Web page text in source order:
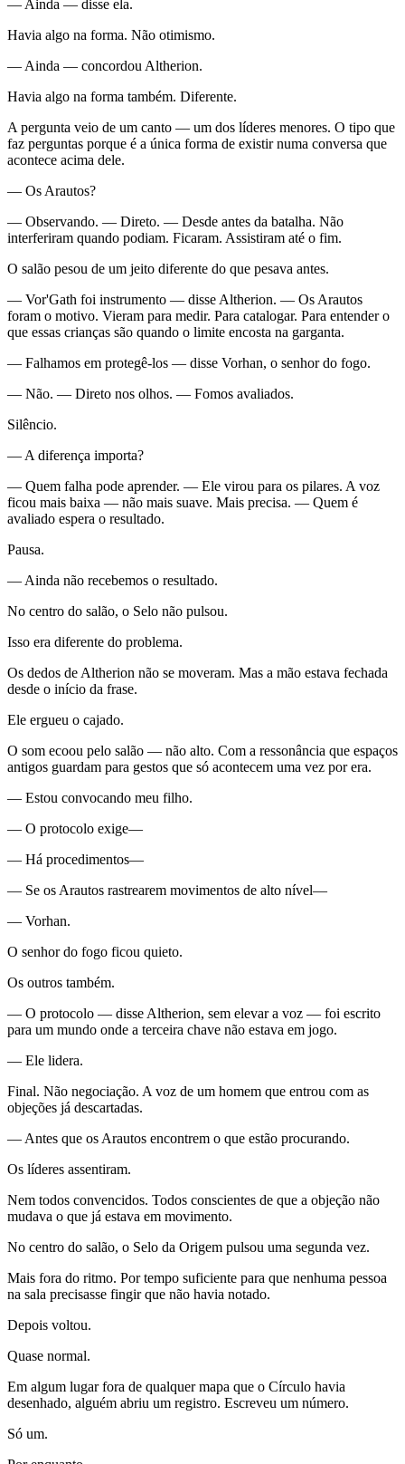
— Ainda — disse ela.
Havia algo na forma. Não otimismo.
— Ainda — concordou Altherion.
Havia algo na forma também. Diferente.
A pergunta veio de um canto — um dos líderes menores. O tipo que
faz perguntas porque é a única forma de existir numa conversa que
acontece acima dele.
— Os Arautos?
— Observando. — Direto. — Desde antes da batalha. Não
interferiram quando podiam. Ficaram. Assistiram até o fim.
O salão pesou de um jeito diferente do que pesava antes.
— Vor'Gath foi instrumento — disse Altherion. — Os Arautos
foram o motivo. Vieram para medir. Para catalogar. Para entender o
que essas crianças são quando o limite encosta na garganta.
— Falhamos em protegê-los — disse Vorhan, o senhor do fogo.
— Não. — Direto nos olhos. — Fomos avaliados.
Silêncio.
— A diferença importa?
— Quem falha pode aprender. — Ele virou para os pilares. A voz
ficou mais baixa — não mais suave. Mais precisa. — Quem é
avaliado espera o resultado.
Pausa.
— Ainda não recebemos o resultado.
No centro do salão, o Selo não pulsou.
Isso era diferente do problema.
Os dedos de Altherion não se moveram. Mas a mão estava fechada
desde o início da frase.
Ele ergueu o cajado.
O som ecoou pelo salão — não alto. Com a ressonância que espaços
antigos guardam para gestos que só acontecem uma vez por era.
— Estou convocando meu filho.
— O protocolo exige—
— Há procedimentos—
— Se os Arautos rastrearem movimentos de alto nível—
— Vorhan.
O senhor do fogo ficou quieto.
Os outros também.
— O protocolo — disse Altherion, sem elevar a voz — foi escrito
para um mundo onde a terceira chave não estava em jogo.
— Ele lidera.
Final. Não negociação. A voz de um homem que entrou com as
objeções já descartadas.
— Antes que os Arautos encontrem o que estão procurando.
Os líderes assentiram.
Nem todos convencidos. Todos conscientes de que a objeção não
mudava o que já estava em movimento.
No centro do salão, o Selo da Origem pulsou uma segunda vez.
Mais fora do ritmo. Por tempo suficiente para que nenhuma pessoa
na sala precisasse fingir que não havia notado.
Depois voltou.
Quase normal.
Em algum lugar fora de qualquer mapa que o Círculo havia
desenhado, alguém abriu um registro. Escreveu um número.
Só um.